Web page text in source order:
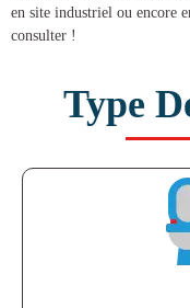
en site industriel ou encore
consulter !
Type